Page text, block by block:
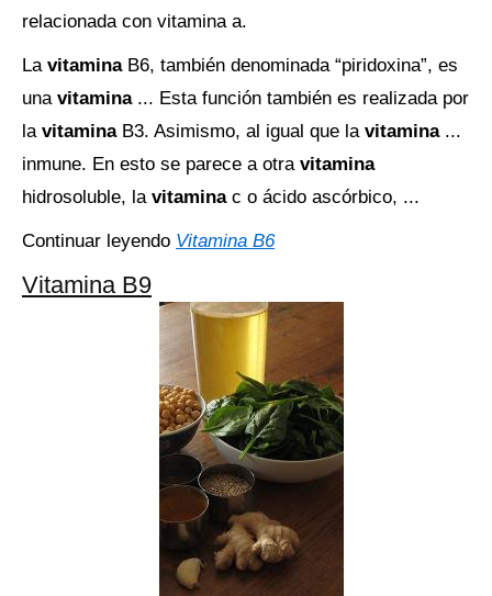
relacionada con vitamina a.
La vitamina B6, también denominada “piridoxina”, es
una vitamina ... Esta función también es realizada por
la vitamina B3. Asimismo, al igual que la vitamina ...
inmune. En esto se parece a otra vitamina
hidrosoluble, la vitamina c o ácido ascórbico, ...
Continuar leyendo Vitamina B6
Vitamina B9